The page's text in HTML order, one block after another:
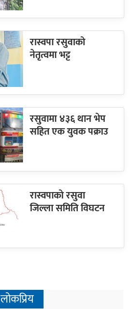
रास्वपा रसुवाको
नेतृत्वमा भट्ट
रसुवामा ४३६ थान भेप
सहित एक युवक पक्राउ
रास्वपाकाे रसुवा
जिल्ला समिति विघटन
लोकप्रिय